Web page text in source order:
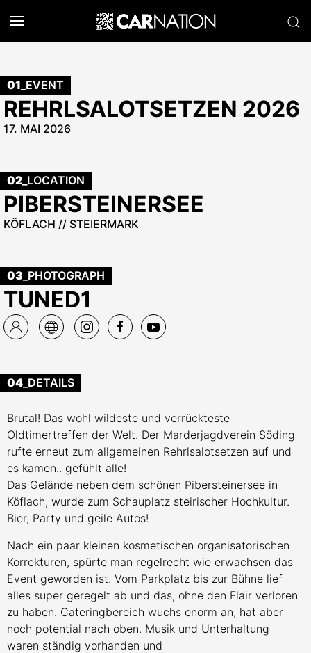
01 _EVENT
REHRLSALOTSETZEN 2026
17. MAI 2026
02 _LOCATION
PIBERSTEINERSEE
KÖFLACH // STEIERMARK
03 _PHOTOGRAPH
TUNED1
04 _DETAILS
Brutal! Das wohl wildeste und verrückteste
Oldtimertreffen der Welt. Der Marderjagdverein Söding
rufte erneut zum allgemeinen Rehrlsalotsetzen auf und
es kamen.. gefühlt alle!
Das Gelände neben dem schönen Pibersteinersee in
Köflach, wurde zum Schauplatz steirischer Hochkultur.
Bier, Party und geile Autos!
Nach ein paar kleinen kosmetischen organisatorischen
Korrekturen, spürte man regelrecht wie erwachsen das
Event geworden ist. Vom Parkplatz bis zur Bühne lief
alles super geregelt ab und das, ohne den Flair verloren
zu haben. Cateringbereich wuchs enorm an, hat aber
noch potential nach oben. Musik und Unterhaltung
waren ständig vorhanden und